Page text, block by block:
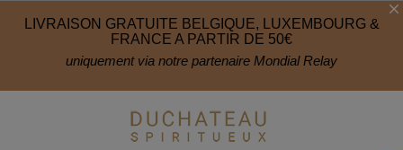
LIVRAISON GRATUITE BELGIQUE, LUXEMBOURG &
FRANCE A PARTIR DE 50€
uniquement via notre partenaire Mondial Relay